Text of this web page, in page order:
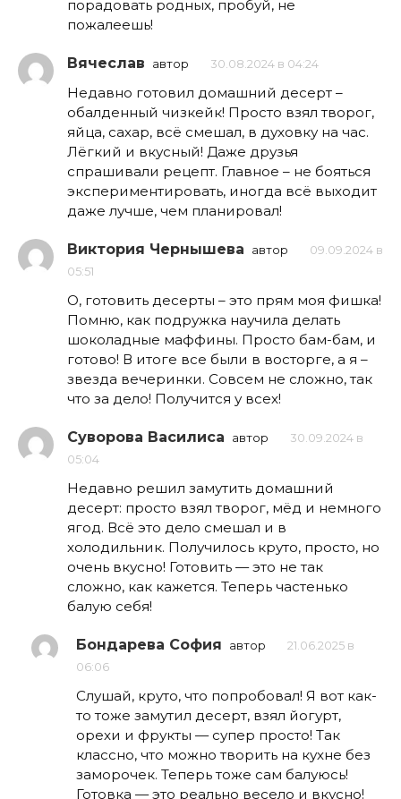
порадовать родных, пробуй, не
пожалеешь!
Вячеслав автор 30.08.2024 в 04:24
Недавно готовил домашний десерт –
обалденный чизкейк! Просто взял творог,
яйца, сахар, всё смешал, в духовку на час.
Лёгкий и вкусный! Даже друзья
спрашивали рецепт. Главное – не бояться
экспериментировать, иногда всё выходит
даже лучше, чем планировал!
Виктория Чернышева автор
09.09.2024 в
05:51
О, готовить десерты – это прям моя фишка!
Помню, как подружка научила делать
шоколадные маффины. Просто бам-бам, и
готово! В итоге все были в восторге, а я –
звезда вечеринки. Совсем не сложно, так
что за дело! Получится у всех!
Суворова Василиса автор
30.09.2024 в
05:04
Недавно решил замутить домашний
десерт: просто взял творог, мёд и немного
ягод. Всё это дело смешал и в
холодильник. Получилось круто, просто, но
очень вкусно! Готовить — это не так
сложно, как кажется. Теперь частенько
балую себя!
Бондарева София автор
21.06.2025 в
06:06
Слушай, круто, что попробовал! Я вот как-
то тоже замутил десерт, взял йогурт,
орехи и фрукты — супер просто! Так
классно, что можно творить на кухне без
заморочек. Теперь тоже сам балуюсь!
Готовка — это реально весело и вкусно!